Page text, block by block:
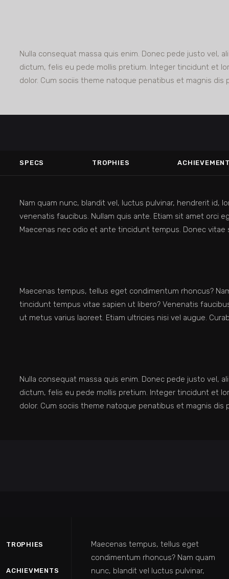
Nulla consequat massa quis enim. Donec pede justo vel,
dictum, felis eu pede mollis pretium. Integer tincidunt et
dolor. Cum sociis theme natoque penatibus et magnis
SPECS TROPHIES
Nam quam nunc, blandit vel, luctus pulvinar, hendrerit id,
venenatis faucibus. Nullam quis ante. Etiam sit amet orci
Maecenas nec odio et ante tincidunt tempus. Donec
Maecenas tempus, tellus eget condimentum rhoncus?
tincidunt tempus vitae sapien ut libero? Venenatis
ut metus varius laoreet. Etiam ultricies nisi vel augue.
Nulla consequat massa quis enim. Donec pede justo vel,
dictum, felis eu pede mollis pretium. Integer tincidunt et
dolor. Cum sociis theme natoque penatibus et magnis
TROPHIES
ACHIEVMENTS
Maecenas tempus, tellus eget
condimentum rhoncus? Nam quam
nunc, blandit vel luctus pulvinar,